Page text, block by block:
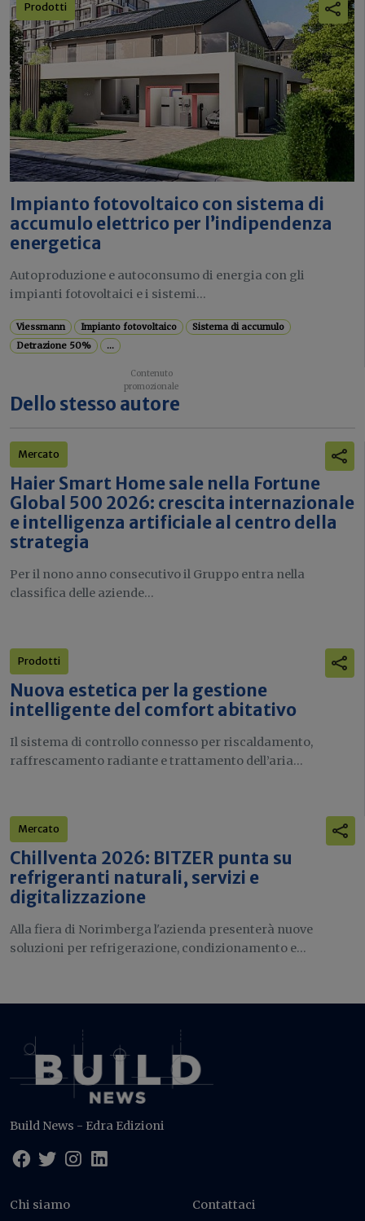
Prodotti
Impianto fotovoltaico con sistema di
accumulo elettrico per l’indipendenza
energetica
Autoproduzione e autoconsumo di energia con gli
impianti fotovoltaici e i sistemi...
Viessmann Impianto fotovoltaico
Sistema di accumulo
Detrazione 50%
...
Dello stesso autore
Mercato
Haier Smart Home sale nella Fortune
Global 500 2026: crescita internazionale
e intelligenza artificiale al centro della
strategia
Per il nono anno consecutivo il Gruppo entra nella
classifica delle aziende...
Prodotti
Nuova estetica per la gestione
intelligente del comfort abitativo
Il sistema di controllo connesso per riscaldamento,
raffrescamento radiante e trattamento dell’aria...
Mercato
Chillventa 2026: BITZER punta su
refrigeranti naturali, servizi e
digitalizzazione
Alla fiera di Norimberga l'azienda presenterà nuove
soluzioni per refrigerazione, condizionamento e...
Build News - Edra Edizioni
Chi siamo Contattaci